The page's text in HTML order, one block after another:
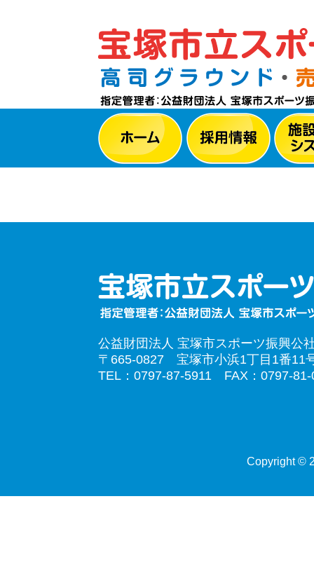
公益財団法人 宝塚市スポーツ振興公
〒665-0827 宝塚市小浜1丁目1番11
TEL：0797-87-5911 FAX：0797-81-
Copyright ©